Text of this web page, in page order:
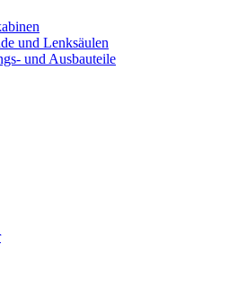
und Lenksäulen
und Ausbauteile